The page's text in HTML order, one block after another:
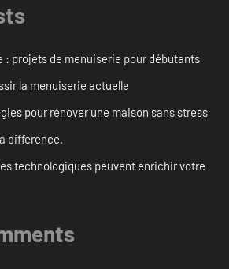
: projets de menuiserie pour débutants
la menuiserie actuelle
pour rénover une maison sans stress
différence.
technologiques peuvent enrichir votre